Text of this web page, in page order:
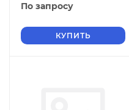
По запросу
КУПИТЬ